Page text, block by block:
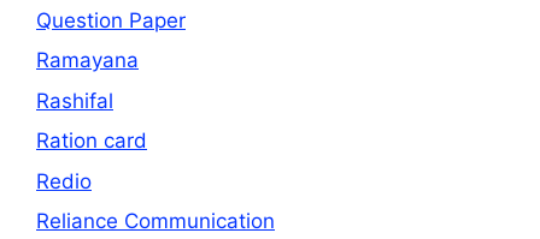
Question Paper
Ramayana
Rashifal
Ration card
Redio
Reliance Communication